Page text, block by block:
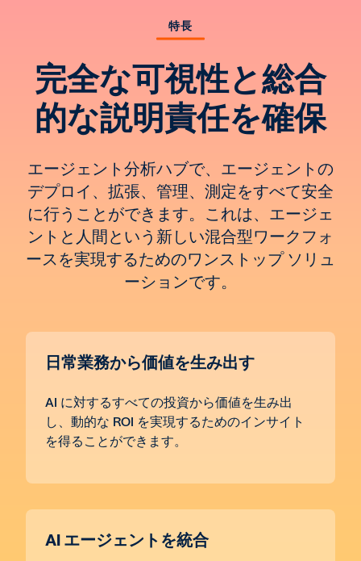
特長
完全な可視性と総合
的な説明責任を確保
エージェント分析ハブで、エージェントの
デプロイ、拡張、管理、測定をすべて安全
に行うことができます。これは、エージェ
ントと人間という新しい混合型ワークフォ
ースを実現するためのワンストップ ソリュ
ーションです。
日常業務から価値を生み出す
AI に対するすべての投資から価値を生み出
し、動的な ROI を実現するためのインサイト
を得ることができます。
AI エージェントを統合